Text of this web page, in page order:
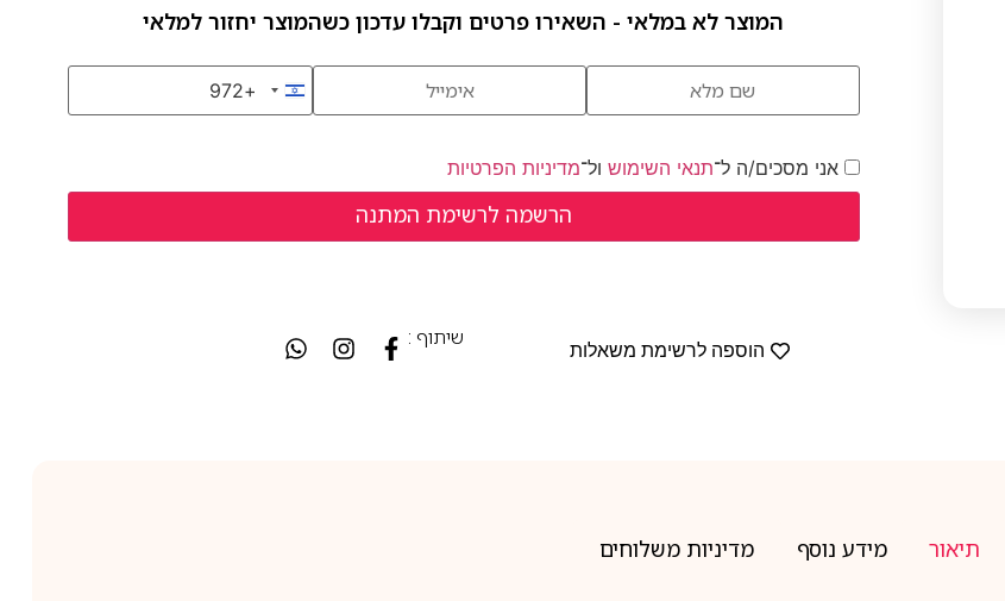
המוצר לא במלאי - השאירו פרטים וקבלו עדכון כשהמוצר יחזור למלאי
Israel +972
+972
אני מסכים/ה ל־תנאי השימוש ול־מדיניות הפרטיות
הוספה לרשימת משאלות
שיתוף :
תיאור מידע נוסף מדיניות משלוחים